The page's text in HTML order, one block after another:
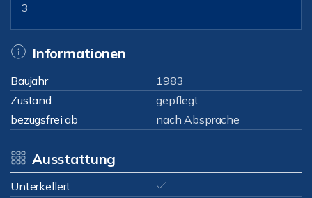
3
Informationen
Baujahr
1983
Zustand
gepflegt
bezugsfrei ab
nach Absprache
Ausstattung
Unterkellert